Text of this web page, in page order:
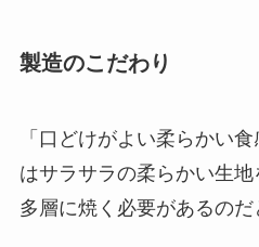
製造のこだわり
「口どけがよい柔らかい
はサラサラの柔らかい生地
多層に焼く必要があるのだ